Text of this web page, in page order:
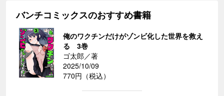
バンチコミックスのおすすめ書籍
俺のワクチンだけがゾンビ化した世界を救え
る 3巻
ゴ太郎／著
2025/10/09
770円（税込）